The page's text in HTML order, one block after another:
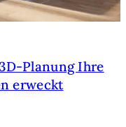
Planung Ihre
erweckt